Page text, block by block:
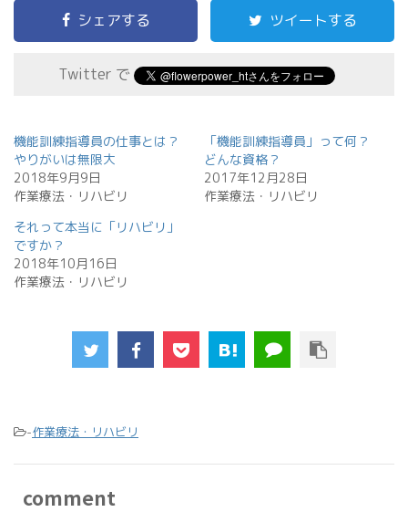
シェアする ツイートする
Twitter で
機能訓練指導員の仕事とは？
やりがいは無限大
2018年9月9日
作業療法・リハビリ
「機能訓練指導員」って何？
どんな資格？
2017年12月28日
作業療法・リハビリ
それって本当に「リハビリ」
ですか？
2018年10月16日
作業療法・リハビリ
-作業療法・リハビリ
comment